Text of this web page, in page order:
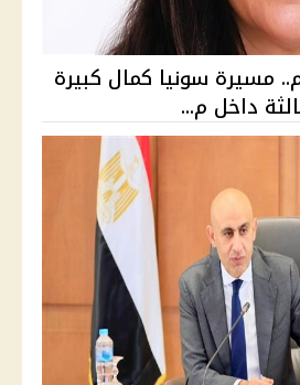
مسيرة سونيا كمال كبيرة
داخل م...